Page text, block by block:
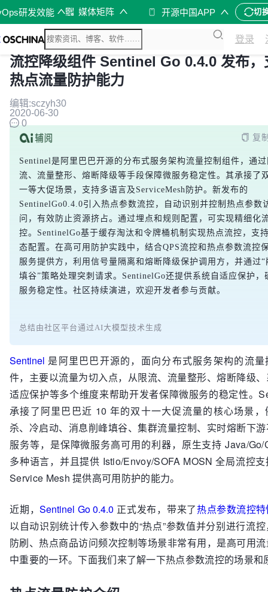
研发效能 媒体矩阵 开源中国APP 切
登录
流控降级组件 Sentinel Go 0.4.0 发布，
热点流量防护能力
编辑:sczyh30
2020-06-30
0
复
Sentinel是阿里巴巴开源的分布式服务架构流量控制组件，通
流、流量整形、熔断降级等手段保障微服务稳定性。其承接了
一等大促场景，支持多语言及ServiceMesh防护。新发布的
SentinelGo0.4.0引入热点参数流控，自动识别并控制热点参数
问，有效防止资源挤占。通过埋点和规则配置，可实现精细化
控。SentinelGo基于缓存淘汰和令牌桶机制实现热点流控，支
态配置。在高可用防护实践中，结合QPS流控和热点参数流控
服务提供方，利用信号量隔离和熔断降级保护调用方，并通过“
填谷”策略处理突刺请求。SentinelGo还提供系统自适应保护，
服务稳定性。社区持续演进，欢迎开发者参与贡献。
总结由社区平台通过AI大模型技术生成
Sentinel 是阿里巴巴开源的，面向分布式服务架构的流量
件，主要以流量为切入点，从限流、流量整形、熔断降级
适应保护等多个维度来帮助开发者保障微服务的稳定性。
承接了阿里巴巴近 10 年的双十一大促流量的核心场景，
杀、冷启动、消息削峰填谷、集群流量控制、实时熔断下
服务等，是保障微服务高可用的利器，原生支持 Java/Go/
多种语言，并且提供 Istio/Envoy/SOFA MOSN 全局流控
Service Mesh 提供高可用防护的能力。
近期，Sentinel Go 0.4.0 正式发布，带来了热点参数流控
以自动识别统计传入参数中的“热点”参数值并分别进行流
防刷、热点商品访问频次控制等场景非常有用，是高可用
中重要的一环。下面我们来了解一下热点参数流控的场景和